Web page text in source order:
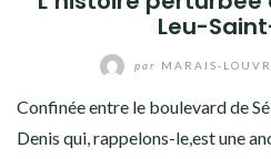
Leu-
par MARAIS-
Confinée entre le boulevard de
Denis qui, rappelons-le,est une